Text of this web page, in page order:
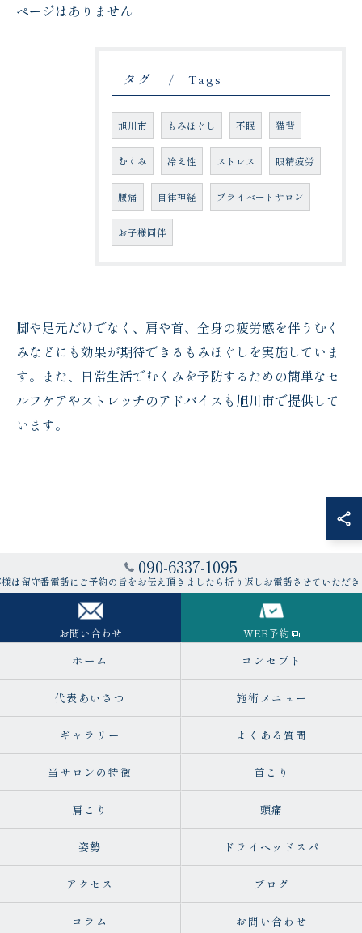
ページはありません
タグ Tags
旭川市 もみほぐし 不眠 猫背
むくみ 冷え性 ストレス 眼精疲労
腰痛 自律神経 プライベートサロン
お子様同伴
脚や足元だけでなく、肩や首、全身の疲労感を伴うむく
みなどにも効果が期待できるもみほぐしを実施していま
す。また、日常生活でむくみを予防するための簡単なセ
ルフケアやストレッチのアドバイスも旭川市で提供して
います。
090-6337-1095
留守番電話にご予約の旨をお伝え頂きましたら折り返しお電話させていただ
お問い合わせ
WEB予約
ホーム
コンセプト
代表あいさつ 施術メニュー
ギャラリー よくある質問
当サロンの特徴 首こり
肩こり 頭痛
姿勢 ドライヘッドスパ
アクセス ブログ
コラム お問い合わせ